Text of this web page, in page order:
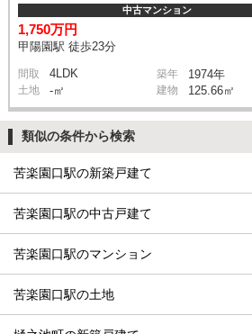
中古マンション
1,750万円
甲陽園駅 徒歩23分
間取 4LDK 築年 1974年
土地 -㎡ 建物 125.66㎡
類似の条件から検索
苦楽園口駅の新築戸建て
苦楽園口駅の中古戸建て
苦楽園口駅のマンション
苦楽園口駅の土地